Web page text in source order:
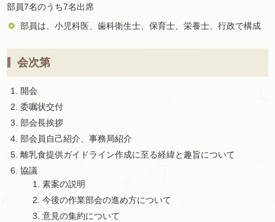
部員7名のうち7名出席
部員は、小児科医、歯科衛生士、保育士、栄養士、行政で構成
会次第
開会
委嘱状交付
部会長挨拶
部会員自己紹介、事務局紹介
離乳食提供ガイドライン作成に至る経緯と趣旨について
協議
素案の説明
今後の作業部会の進め方について
意見の集約について